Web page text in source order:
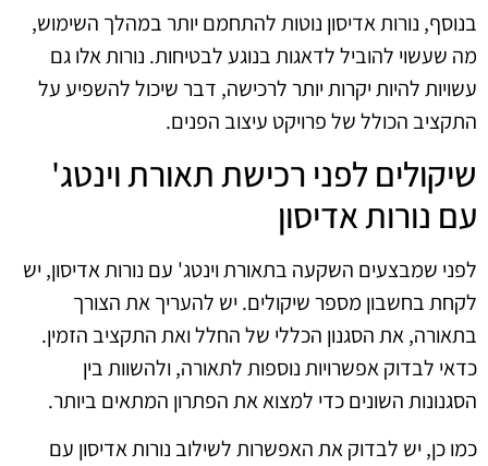
בנוסף, נורות אדיסון נוטות להתחמם יותר במהלך השימוש,
מה שעשוי להוביל לדאגות בנוגע לבטיחות. נורות אלו גם
עשויות להיות יקרות יותר לרכישה, דבר שיכול להשפיע על
התקציב הכולל של פרויקט עיצוב הפנים.
שיקולים לפני רכישת תאורת וינטג'
עם נורות אדיסון
לפני שמבצעים השקעה בתאורת וינטג' עם נורות אדיסון, יש
לקחת בחשבון מספר שיקולים. יש להעריך את הצורך
בתאורה, את הסגנון הכללי של החלל ואת התקציב הזמין.
כדאי לבדוק אפשרויות נוספות לתאורה, ולהשוות בין
הסגנונות השונים כדי למצוא את הפתרון המתאים ביותר.
כמו כן, יש לבדוק את האפשרות לשילוב נורות אדיסון עם